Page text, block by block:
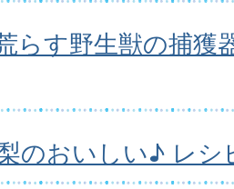
らす野生獣の捕獲
のおいしい♪ レシ